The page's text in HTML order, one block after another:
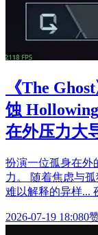
《The
蚀
在外压力大
扮演一位孤身在外
力。 随着焦虑与
难以解释的异样...
2026-07-19 18:080